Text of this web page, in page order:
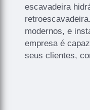
escavadeira
modernos, e
empresa é
seus clientes,